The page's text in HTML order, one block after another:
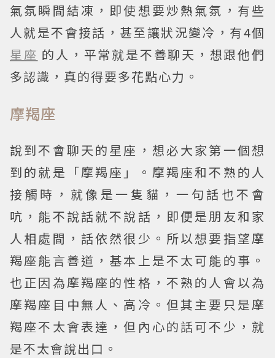
氣氛瞬間結凍，即使想要炒熱氣氛，有些
人就是不會接話，甚至讓狀況變冷，有4個
星座 的人，平常就是不善聊天，想跟他們
多認識，真的得要多花點心力。
摩羯座
說到不會聊天的星座，想必大家第一個想
到的就是「摩羯座」。摩羯座和不熟的人
接觸時，就像是一隻貓，一句話也不會
吭，能不說話就不說話，即便是朋友和家
人相處間，話依然很少。所以想要指望摩
羯座能言善道，基本上是不太可能的事。
也正因為摩羯座的性格，不熟的人會以為
摩羯座目中無人、高冷。但其主要只是摩
羯座不太會表達，但內心的話可不少，就
是不太會說出口。